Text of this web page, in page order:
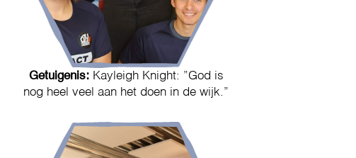
Getuigenis: Kayleigh Knight: ”God is
nog heel veel aan het doen in de wijk.”